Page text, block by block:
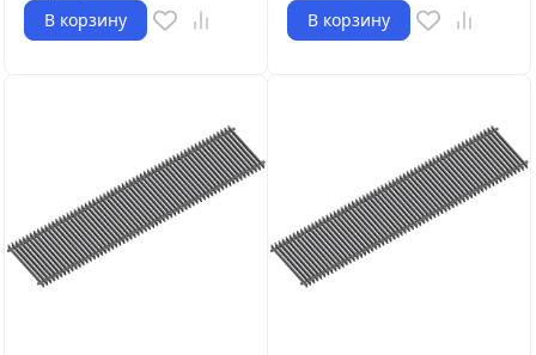
В корзину В корзину